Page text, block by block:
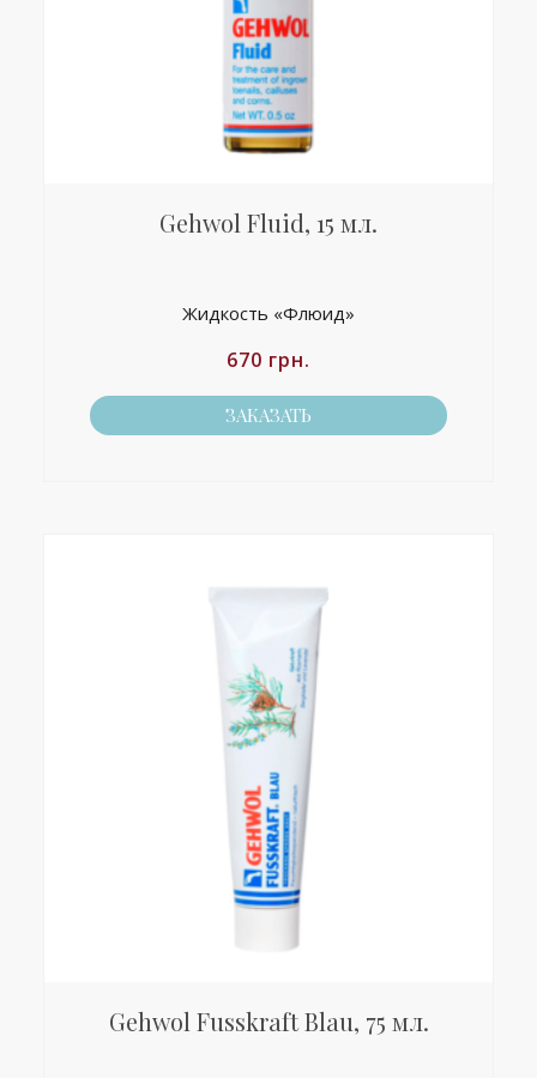
Gehwol Fluid, 15 мл.
Жидкость «Флюид»
670 грн.
ЗАКАЗАТЬ
Gehwol Fusskraft Blau, 75 мл.